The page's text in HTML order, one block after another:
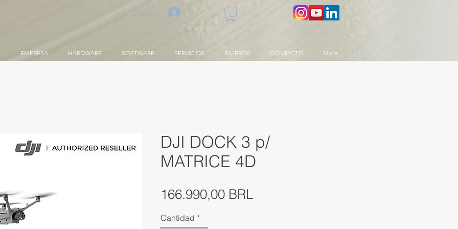
Iniciar sesión
EMPRESA HARDWARE SOFTWARE SERVICIOS PAJEROS CONTACTO More
DJI DOCK 3 p/
MATRICE 4D
166.990,00 BRLPrecio
Cantidad *